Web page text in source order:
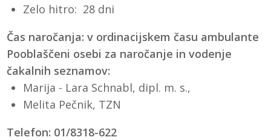
Zelo hitro: 28 dni
Čas naročanja: v ordinacijskem času ambulante
Pooblaščeni osebi za naročanje in vodenje
čakalnih seznamov:
Marija - Lara Schnabl, dipl. m. s.,
Melita Pečnik, TZN
Telefon: 01/8318-622